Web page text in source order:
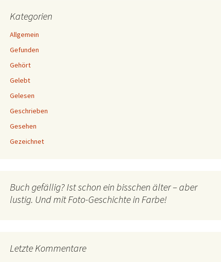
Kategorien
Allgemein
Gefunden
Gehört
Gelebt
Gelesen
Geschrieben
Gesehen
Gezeichnet
Buch gefällig? Ist schon ein bisschen älter – aber
lustig. Und mit Foto-Geschichte in Farbe!
Letzte Kommentare